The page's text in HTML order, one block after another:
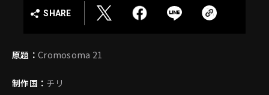
SHARE
原題： Cromosoma 21
制作国： チリ